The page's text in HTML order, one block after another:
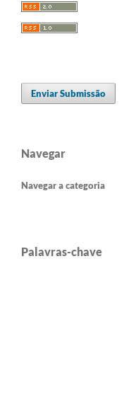
Enviar Submissão
Navegar
Navegar a categoria
Palavras-chave